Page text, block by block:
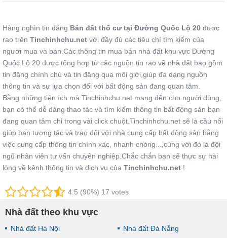
Hàng nghìn tin đăng Bán đất thổ cư tại Đường Quốc Lộ 20 được
rao trên Tinchinhchu.net với đầy đủ các tiêu chí tìm kiếm của
người mua và bán.Các thông tin mua bán nhà đất khu vực Đường
Quốc Lộ 20 được tổng hợp từ các nguồn tin rao về nhà đất bao gồm
tin đăng chính chủ và tin đăng qua môi giới,giúp đa dạng nguồn
thông tin và sự lựa chọn đối với bất động sản đang quan tâm.
Bằng những tiện ích mà Tinchinhchu.net mang đến cho người dùng,
bạn có thể dễ dàng thao tác và tìm kiếm thông tin bất động sản bạn
đang quan tâm chỉ trong vài click chuột.Tinchinhchu.net sẽ là cầu nối
giúp bạn tương tác và trao đổi với nhà cung cấp bất động sản bằng
việc cung cấp thông tin chính xác, nhanh chóng...,cùng với đó là đội
ngũ nhân viên tư vấn chuyên nghiệp.Chắc chắn bạn sẽ thực sự hài
lòng về kênh thông tin và dịch vụ của Tinchinhchu.net !
4.5 (90%) 17 votes
Nhà đất theo khu vực
Nhà đất Hà Nội Nhà đất Đà Nẵng